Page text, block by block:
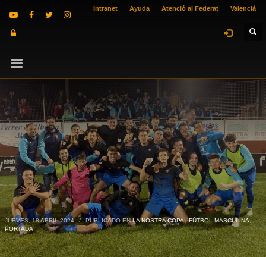
Intranet Ayuda Atenció al Federat Valencià
JUEVES, 18 ABRIL 2024 / PUBLICADO ENLA NOSTRA COPA | FÚTBOL MASCULINA,
PORTADA